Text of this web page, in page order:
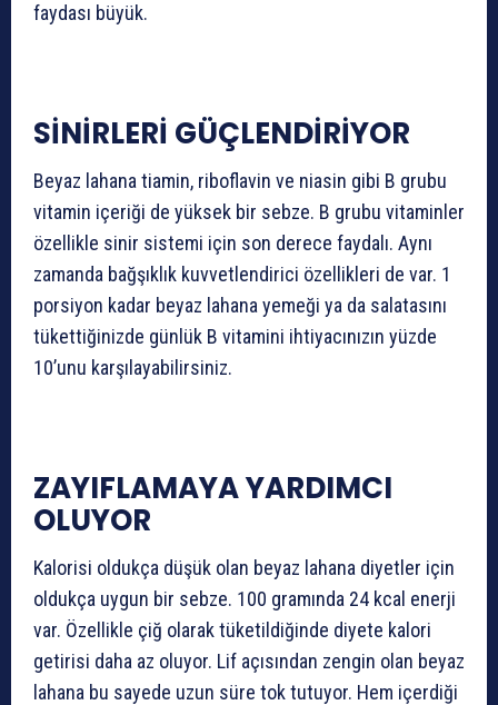
faydası büyük.
SİNİRLERİ GÜÇLENDİRİYOR
Beyaz lahana tiamin, riboflavin ve niasin gibi B grubu
vitamin içeriği de yüksek bir sebze. B grubu vitaminler
özellikle sinir sistemi için son derece faydalı. Aynı
zamanda bağşıklık kuvvetlendirici özellikleri de var. 1
porsiyon kadar beyaz lahana yemeği ya da salatasını
tükettiğinizde günlük B vitamini ihtiyacınızın yüzde
10’unu karşılayabilirsiniz.
ZAYIFLAMAYA YARDIMCI
OLUYOR
Kalorisi oldukça düşük olan beyaz lahana diyetler için
oldukça uygun bir sebze. 100 gramında 24 kcal enerji
var. Özellikle çiğ olarak tüketildiğinde diyete kalori
getirisi daha az oluyor. Lif açısından zengin olan beyaz
lahana bu sayede uzun süre tok tutuyor. Hem içerdiği